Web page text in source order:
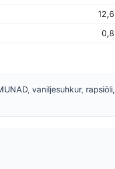
12,6
0,8
vaniljesuhkur, rapsiõli,